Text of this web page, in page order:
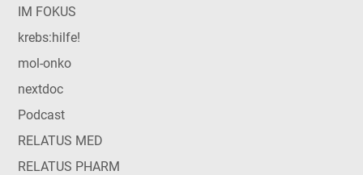
IM FOKUS
krebs:hilfe!
mol-onko
nextdoc
Podcast
RELATUS MED
RELATUS PHARM